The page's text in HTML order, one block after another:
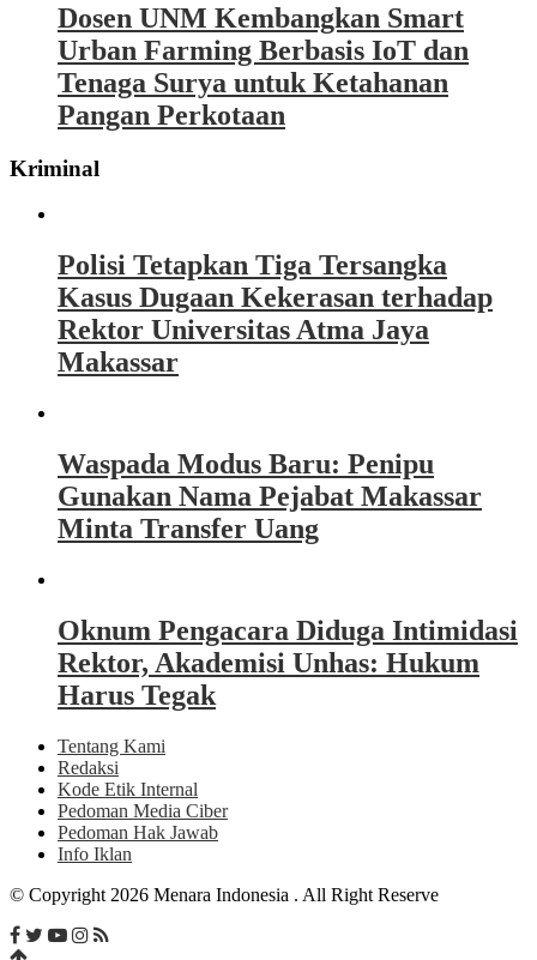
Dosen UNM Kembangkan Smart
Urban Farming Berbasis IoT dan
Tenaga Surya untuk Ketahanan
Pangan Perkotaan
Kriminal
Polisi Tetapkan Tiga Tersangka
Kasus Dugaan Kekerasan terhadap
Rektor Universitas Atma Jaya
Makassar
Waspada Modus Baru: Penipu
Gunakan Nama Pejabat Makassar
Minta Transfer Uang
Oknum Pengacara Diduga Intimidasi
Rektor, Akademisi Unhas: Hukum
Harus Tegak
Tentang Kami
Redaksi
Kode Etik Internal
Pedoman Media Ciber
Pedoman Hak Jawab
Info Iklan
© Copyright 2026 Menara Indonesia . All Right Reserve